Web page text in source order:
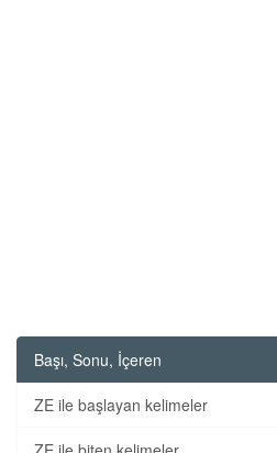
Başı, Sonu, İçeren
ZE ile başlayan kelimeler